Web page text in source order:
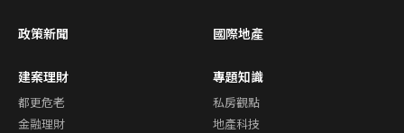
政策新聞 國際地產
建案理財
都更危老
金融理財
專題知識
私房觀點
地產科技